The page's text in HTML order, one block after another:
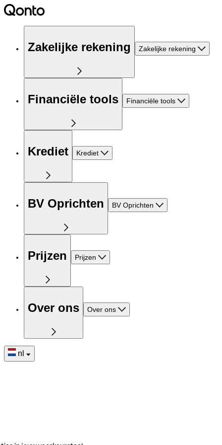
Zakelijke rekening Zakelijke rekening
Financiële tools Financiële tools
Krediet Krediet
BV Oprichten BV Oprichten
Prijzen Prijzen
Over ons Over ons
nl